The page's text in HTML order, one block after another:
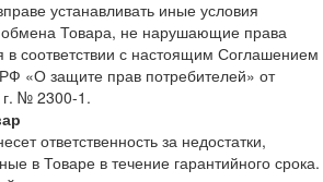
устанавливать иные условия
обмена Товара, не нарушающие права
в соответствии с настоящим Соглашением
«О защите прав потребителей» от
№ 2300-1.
ответственность за недостатки,
в Товаре в течение гарантийного срока.